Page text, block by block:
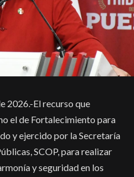
2026.-El recurso que
el de Fortalecimiento para
y ejercido por la Secretaría
SCOP, para realizar
y seguridad en los